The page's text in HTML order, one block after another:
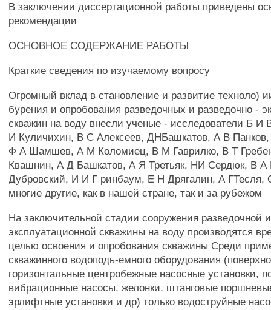
В заключении диссертационной работы приведены
рекомендации
ОСНОВНОЕ СОДЕРЖАНИЕ РАБОТЫ
Краткие сведения по изучаемому вопросу
Огромный вклад в становление и развитие техноло)
бурения и опробования разведочных и разведочно -
скважин на воду внесли ученые - исследователи Б И
И Куличихин, В С Алексеев, ДНБашкатов, А В
Ф А Шамшев, А М Коломиец, В М Гаврилко, В Т
Квашнин, А Д Башкатов, А Я Третьяк, НИ Сердюк, В А
Дубровский, И И Г ринбаум, Е Н Дрягалин, А ГТесля,
многие другие, как в нашей стране, так и за рубежом
На заключительной стадии сооружения разведочной
эксплуатационной скважины на воду производятся
целью освоения и опробования скважины Среди
скважинного водоподь-емного оборудования
горизонтальные центробежные насосные установки,
вибрационные насосы, желонки, штанговые
эрлифтные установки и др) только водоструйные